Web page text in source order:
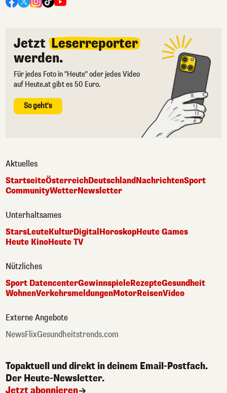
Jetzt Leserreporter
werden.
Für jedes Foto in "Heute" oder jedes Video
auf Heute.at gibt es 50 Euro.
So geht's
Aktuelles
StartseiteÖsterreichDeutschlandNachrichtenSport
CommunityWetterNewsletter
Unterhaltsames
StarsLeuteKulturDigital HoroskopHeute Games
Heute KinoHeute TV
Nützliches
Sport DatencenterGewinnspieleRezepteGesundheit
WohnenVerkehrsmeldungenMotorReisenVideo
Externe Angebote
NewsFlixGesundheitstrends.com
Topaktuell und direkt in deinem Email-Postfach.
Der Heute-Newsletter.
Jetzt abonnieren